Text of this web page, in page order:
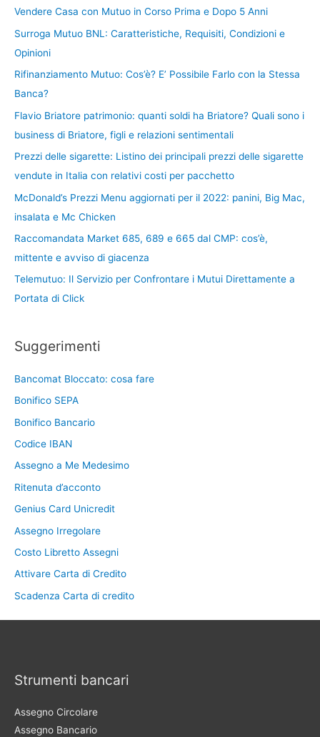
Vendere Casa con Mutuo in Corso Prima e Dopo 5 Anni
Surroga Mutuo BNL: Caratteristiche, Requisiti, Condizioni e
Opinioni
Rifinanziamento Mutuo: Cos’è? E’ Possibile Farlo con la Stessa
Banca?
Flavio Briatore patrimonio: quanti soldi ha Briatore? Quali sono i
business di Briatore, figli e relazioni sentimentali
Prezzi delle sigarette: Listino dei principali prezzi delle sigarette
vendute in Italia con relativi costi per pacchetto
McDonald’s Prezzi Menu aggiornati per il 2022: panini, Big Mac,
insalata e Mc Chicken
Raccomandata Market 685, 689 e 665 dal CMP: cos’è,
mittente e avviso di giacenza
Telemutuo: Il Servizio per Confrontare i Mutui Direttamente a
Portata di Click
Suggerimenti
Bancomat Bloccato: cosa fare
Bonifico SEPA
Bonifico Bancario
Codice IBAN
Assegno a Me Medesimo
Ritenuta d’acconto
Genius Card Unicredit
Assegno Irregolare
Costo Libretto Assegni
Attivare Carta di Credito
Scadenza Carta di credito
Strumenti bancari
Assegno Circolare
Assegno Bancario